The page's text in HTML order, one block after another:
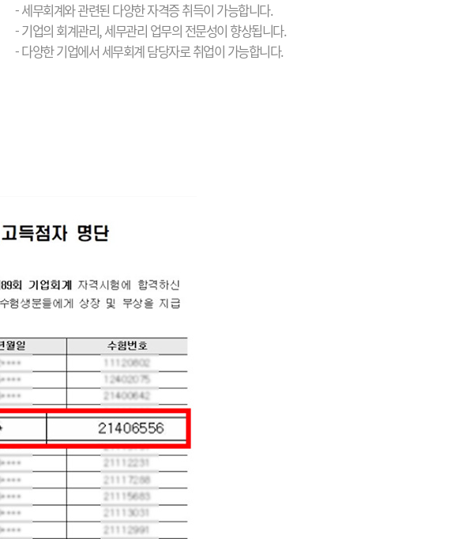
- 세무회계와 관련된 다양한 자격증 취득이 가능합니다.
- 기업의 회계관리, 세무관리 업무의 전문성이 향상됩니다.
- 다양한 기업에서 세무회계 담당자로 취업이 가능합니다.